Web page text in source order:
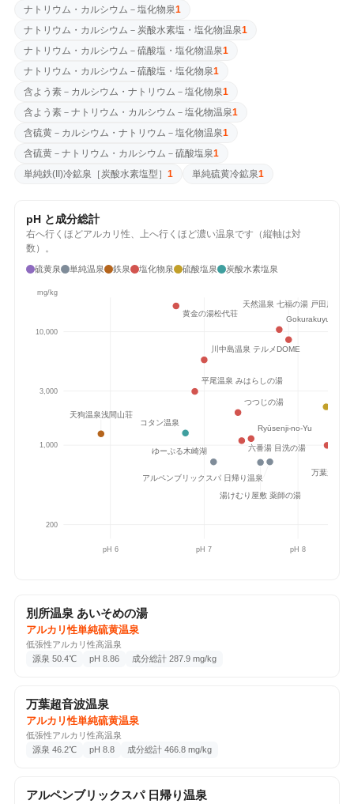
♨️ 温泉・サウナ
ゆーぷる木崎湖
分析書
単純温泉
平10639-1, 大町市, 長野県, 398-0001
1回チェックイン
♨️ 温泉・サウナ 2026-07-19
アルカリ性単純硫黄温泉
♨️ 温泉・サウナ
おぶせ温泉穴観音の湯
含硫黄－カルシウム・ナトリウム－塩化物温泉
雁田1194, 小布施町, 長野県, 381-0211
小布施ミニマラソンの後。やはり最高に湯質いいな
♨️ 温泉・サウナ 2026-07-11
甲又4766-2, 小諸市, 長野県, 384-0801
1回チェックイン
野沢温泉 麻釜
分析書 含硫黄－ナトリウム・カルシウム－硫酸塩泉
豊郷, 野沢温泉村, 長野県, 389-2502
1回チェックイン
ナトリウム・カルシウム－塩化物泉1
ナトリウム・カルシウム－炭酸水素塩・塩化物温泉1
ナトリウム・カルシウム－硫酸塩・塩化物温泉1
ナトリウム・カルシウム－硫酸塩・塩化物泉1
含よう素－カルシウム・ナトリウム－塩化物泉1
含よう素－ナトリウム・カルシウム－塩化物温泉1
含硫黄－カルシウム・ナトリウム－塩化物温泉1
含硫黄－ナトリウム・カルシウム－硫酸塩泉1
単純鉄(II)冷鉱泉［炭酸水素塩型］ 1 単純硫黄冷鉱泉1
pH と成分総計
右へ行くほどアルカリ性、上へ行くほど濃い温泉です（縦軸は対
数）。
硫黄泉 単純温泉 鉄泉 塩化物泉 硫酸塩泉 炭酸水素塩泉
200
1,000
3,000
10,000
pH 6 pH 7 pH 8
mg/kg
万葉超音波
アルペンブリックスパ 日帰り温泉
湯けむり屋敷 薬師の湯
ゆーぷる木崎湖
天狗温泉浅間山荘
つつじの湯
黄金の湯松代荘
六番湯 目洗の湯
川中島温泉 テルメDOME
平尾温泉 みはらしの湯
Ryūsenji-no-Yu
コタン温泉
Gokurakuyu
天然温泉 七福の湯 戸田店
別所温泉 あいそめの湯
アルカリ性単純硫黄温泉
低張性アルカリ性高温泉
源泉 50.4℃
pH 8.86 成分総計 287.9 mg/kg
万葉超音波温泉
アルカリ性単純硫黄温泉
低張性アルカリ性高温泉
源泉 46.2℃
pH 8.8 成分総計 466.8 mg/kg
アルペンブリックスパ 日帰り温泉